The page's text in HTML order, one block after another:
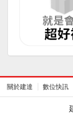
關於建達 數位快訊